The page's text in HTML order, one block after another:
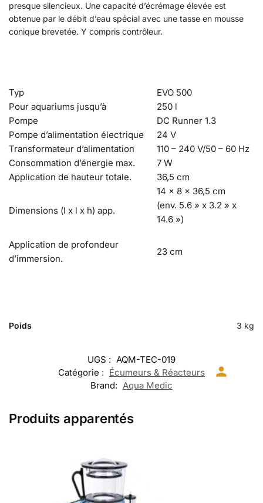
presque silencieux. Une capacité d’écrémage élevée est
obtenue par le débit d’eau spécial avec une tasse en mousse
conique brevetée. Y compris contrôleur.
Typ
EVO 500
Pour aquariums jusqu’à
250 l
Pompe
DC Runner 1.3
Pompe d’alimentation électrique
24 V
Transformateur d’alimentation
110 – 240 V/50 – 60 Hz
Consommation d’énergie max.
7 W
Application de hauteur totale.
36,5 cm
Dimensions (l x l x h) app.
14 x 8 x 36,5 cm
(env. 5.6 » x 3.2 » x
14.6 »)
Application de profondeur
d’immersion.
23 cm
Poids 3 kg
UGS : AQM-TEC-019
Catégorie : Écumeurs & Réacteurs
Brand: Aqua Medic
Produits apparentés